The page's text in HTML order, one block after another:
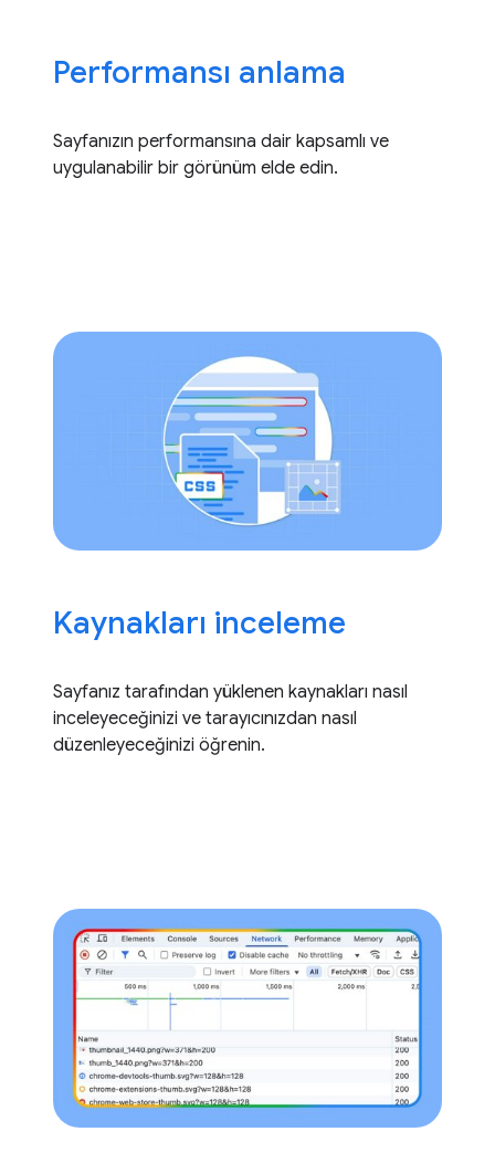
Performansı anlama
Sayfanızın performansına dair kapsamlı ve
uygulanabilir bir görünüm elde edin.
Kaynakları inceleme
Sayfanız tarafından yüklenen kaynakları nasıl
inceleyeceğinizi ve tarayıcınızdan nasıl
düzenleyeceğinizi öğrenin.